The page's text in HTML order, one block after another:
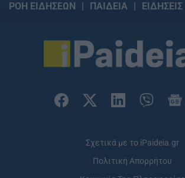
ΡΟΗ ΕΙΔΗΣΕΩΝ ΠΑΙΔΕΙΑ ΕΙΔΗΣΕΙΣ
Σχετικά με το iPaideia.gr
Πολιτική Απορρήτου